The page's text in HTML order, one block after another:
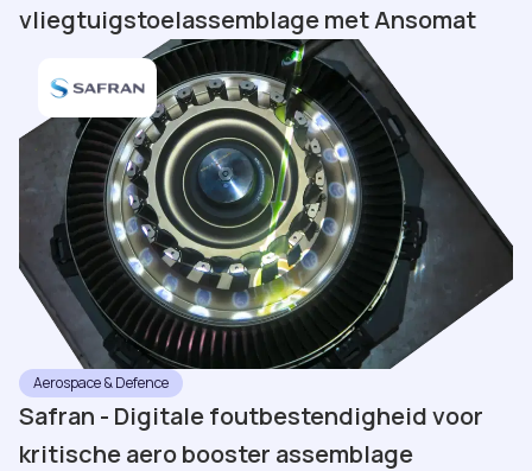
vliegtuigstoelassemblage met Ansomat
Aerospace & Defence
Safran - Digitale foutbestendigheid voor
kritische aero booster assemblage